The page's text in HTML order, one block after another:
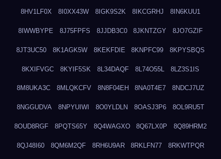
8HV1LF0X 8I0XX43W 8IGK9S2K 8IKCGRHJ 8IN6KUU1
8IWWBYPE 8J75FPFS 8JJDB3C0 8JKNTZGY 8JO7GZIF
8JT3UC50 8K1AGK5W 8KEKFDIE 8KNPFC99 8KPYSBQS
8KXIFVGC 8KYIF5SK 8L34DAQF 8L74O55L 8LZ3S1IS
8M8UKA3C 8MLQKCFV 8N8F04EH 8NA0T4E7 8NDCJ7UZ
8NGGUDVA 8NPYUIWI 8O0YLDLN 8OASJ3P6 8OL9RU5T
8OUD8RGF 8PQTS65Y 8Q4WAGXO 8Q67LX0P 8Q89HRM2
8QJ48I60 8QM6M2QF 8RH6U9AR 8RKLFN77 8RKWTPQR